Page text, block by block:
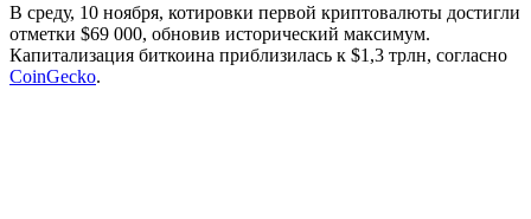
В среду, 10 ноября, котировки первой криптовалюты достигли
отметки $69 000, обновив исторический максимум.
Капитализация биткоина приблизилась к $1,3 трлн, согласно
CoinGecko.